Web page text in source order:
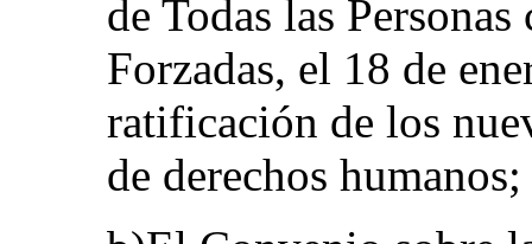
de Todas las
Forzadas, el 18 de
ratificación de los
de derechos humanos;